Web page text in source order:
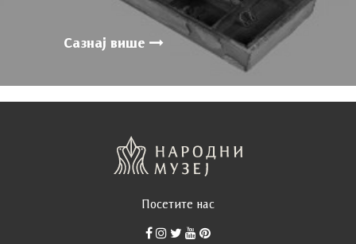
Сазнај више
Посетите нас